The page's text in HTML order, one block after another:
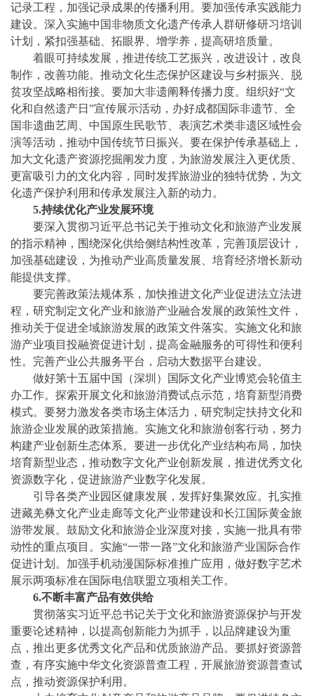
记录工程，加强记录成果的传播利用。要加强传承实践能力
建设。深入实施中国非物质文化遗产传承人群研修研习培训
计划，紧扣强基础、拓眼界、增学养，提高研培质量。
着眼可持续发展，推进传统工艺振兴，改进设计，改良
制作，改善功能。推动文化生态保护区建设与乡村振兴、脱
贫攻坚战略相衔接。要加大非遗阐释传播力度。组织好“文
化和自然遗产日”宣传展示活动，办好成都国际非遗节、全
国非遗曲艺周、中国原生民歌节、表演艺术类非遗区域性会
演等活动，推动中国传统节日振兴。要在保护传承基础上，
加大文化遗产资源挖掘阐发力度，为旅游发展注入更优质、
更富吸引力的文化内容，同时发挥旅游业的独特优势，为文
化遗产保护利用和传承发展注入新的动力。
5.持续优化产业发展环境
要深入贯彻习近平总书记关于推动文化和旅游产业发展
的指示精神，围绕深化供给侧结构性改革，完善顶层设计，
加强基础建设，为推动产业高质量发展、培育经济增长新动
能提供支撑。
要完善政策法规体系，加快推进文化产业促进法立法进
程，研究制定文化产业和旅游产业融合发展的政策性文件，
推动关于促进全域旅游发展的政策文件落实。实施文化和旅
游产业项目投融资促进计划，提高金融服务的可得性和便利
性。完善产业公共服务平台，启动大数据平台建设。
做好第十五届中国（深圳）国际文化产业博览会轮值主
办工作。探索开展文化和旅游消费试点示范，培育新型消费
模式。要努力激发各类市场主体活力，研究制定扶持文化和
旅游企业发展的政策措施。实施文化和旅游创客行动，努力
构建产业创新生态体系。要进一步优化产业结构布局，加快
培育新型业态，推动数字文化产业创新发展，推进优秀文化
资源数字化，促进旅游产业数字化发展。
引导各类产业园区健康发展，发挥好集聚效应。扎实推
进藏羌彝文化产业走廊等文化产业带建设和长江国际黄金旅
游带发展。鼓励文化和旅游企业深度对接，实施一批具有带
动性的重点项目。实施“一带一路”文化和旅游产业国际合作
促进计划。加强手机动漫国际标准推广应用，做好数字艺术
展示两项标准在国际电信联盟立项相关工作。
6.不断丰富产品有效供给
贯彻落实习近平总书记关于文化和旅游资源保护与开发
重要论述精神，以提高创新能力为抓手，以品牌建设为重
点，推出更多优秀文化产品和优质旅游产品。要抓好资源普
查，有序实施中华文化资源普查工程，开展旅游资源普查试
点，推动资源保护利用。